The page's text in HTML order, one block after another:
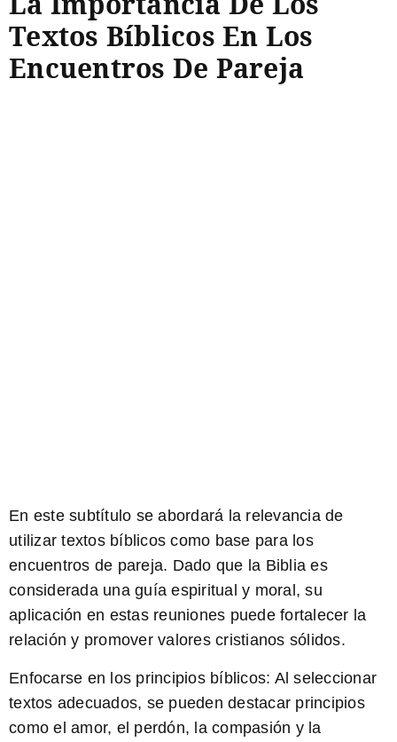
Textos Bíblicos En Los
Encuentros De Pareja
En este subtítulo se abordará la relevancia de
utilizar textos bíblicos como base para los
encuentros de pareja. Dado que la Biblia es
considerada una guía espiritual y moral, su
aplicación en estas reuniones puede fortalecer la
relación y promover valores cristianos sólidos.
Enfocarse en los principios bíblicos: Al seleccionar
textos adecuados, se pueden destacar principios
como el amor, el perdón, la compasión y la